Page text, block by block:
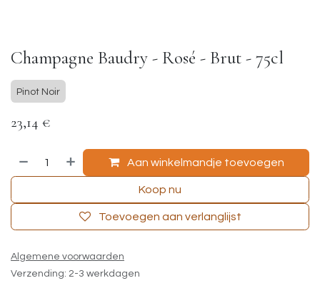
Champagne Baudry - Rosé - Brut - 75cl
Pinot Noir
23,14 €
Aan winkelmandje toevoegen
Koop nu
Toevoegen aan verlanglijst
Algemene voorwaarden
Verzending: 2-3 werkdagen